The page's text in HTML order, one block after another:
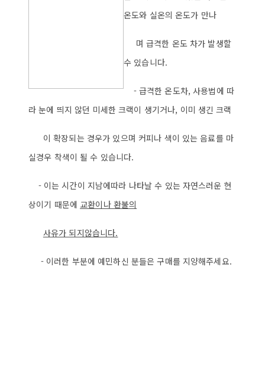
온도와 실온의 온도가 만나
며 급격한 온도 차가 발생할
수 있습니다.
- 급격한 온도차, 사용법에 따
라 눈에 띄지 않던 미세한 크랙이 생기거나, 이미 생긴 크랙
이 확장되는 경우가 있으며 커피나 색이 있는 음료를 마
실경우 착색이 될 수 있습니다.
- 이는 시간이 지남에따라 나타날 수 있는 자연스러운 현
상이기 때문에 교환이나 환불의
사유가 되지않습니다.
- 이러한 부분에 예민하신 분들은 구매를 지양해주세요.